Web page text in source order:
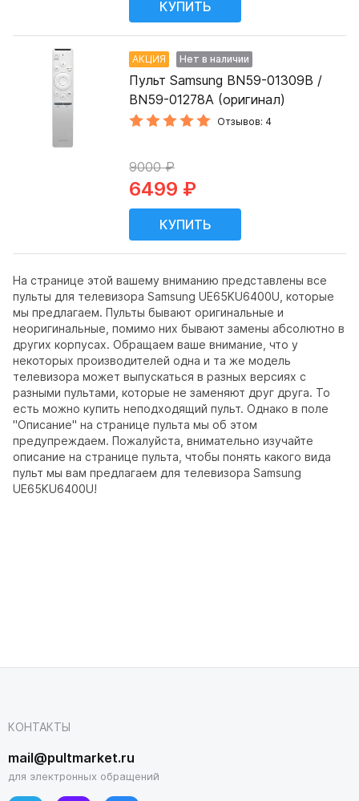
На странице этой вашему вниманию представлены все
пульты для телевизора Samsung UE65KU6400U, которые
мы предлагаем. Пульты бывают оригинальные и
неоригинальные, помимо них бывают замены абсолютно в
других корпусах. Обращаем ваше внимание, что у
некоторых производителей одна и та же модель
телевизора может выпускаться в разных версиях с
разными пультами, которые не заменяют друг друга. То
есть можно купить неподходящий пульт. Однако в поле
"Описание" на странице пульта мы об этом
предупреждаем. Пожалуйста, внимательно изучайте
описание на странице пульта, чтобы понять какого вида
пульт мы вам предлагаем для телевизора Samsung
UE65KU6400U!
АКЦИЯ Нет в наличии
Пульт Samsung BN59-01309B /
BN59-01278A (оригинал)
Отзывов: 4
9000 ₽
6499 ₽
КОНТАКТЫ
mail@pultmarket.ru
для электронных обращений